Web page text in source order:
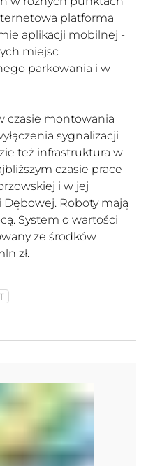
platforma
aplikacji mobilnej -
miejsc
parkowania i w
czasie montowania
sygnalizacji
też infrastruktura w
czasie prace
i w jej
Dębowej. Roboty mają
System o wartości
ze środków
zł.